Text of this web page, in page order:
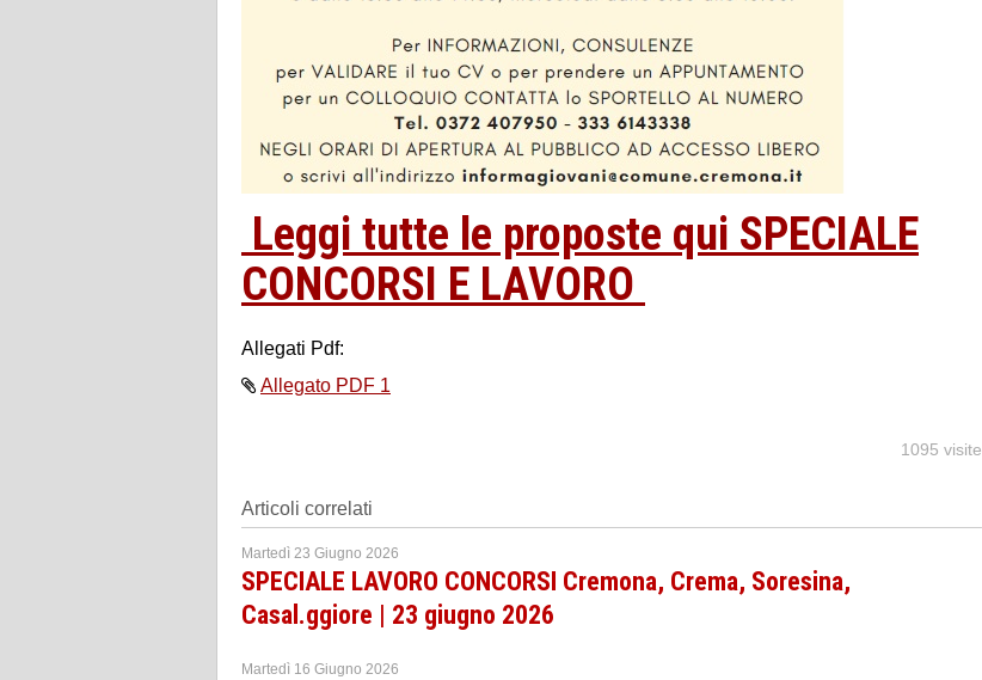
Leggi tutte le proposte qui SPECIALE
CONCORSI E LAVORO
Allegati Pdf:
Allegato PDF 1
1095 visite
Articoli correlati
Martedì 23 Giugno 2026
SPECIALE LAVORO CONCORSI Cremona, Crema, Soresina,
Casal.ggiore | 23 giugno 2026
Martedì 16 Giugno 2026